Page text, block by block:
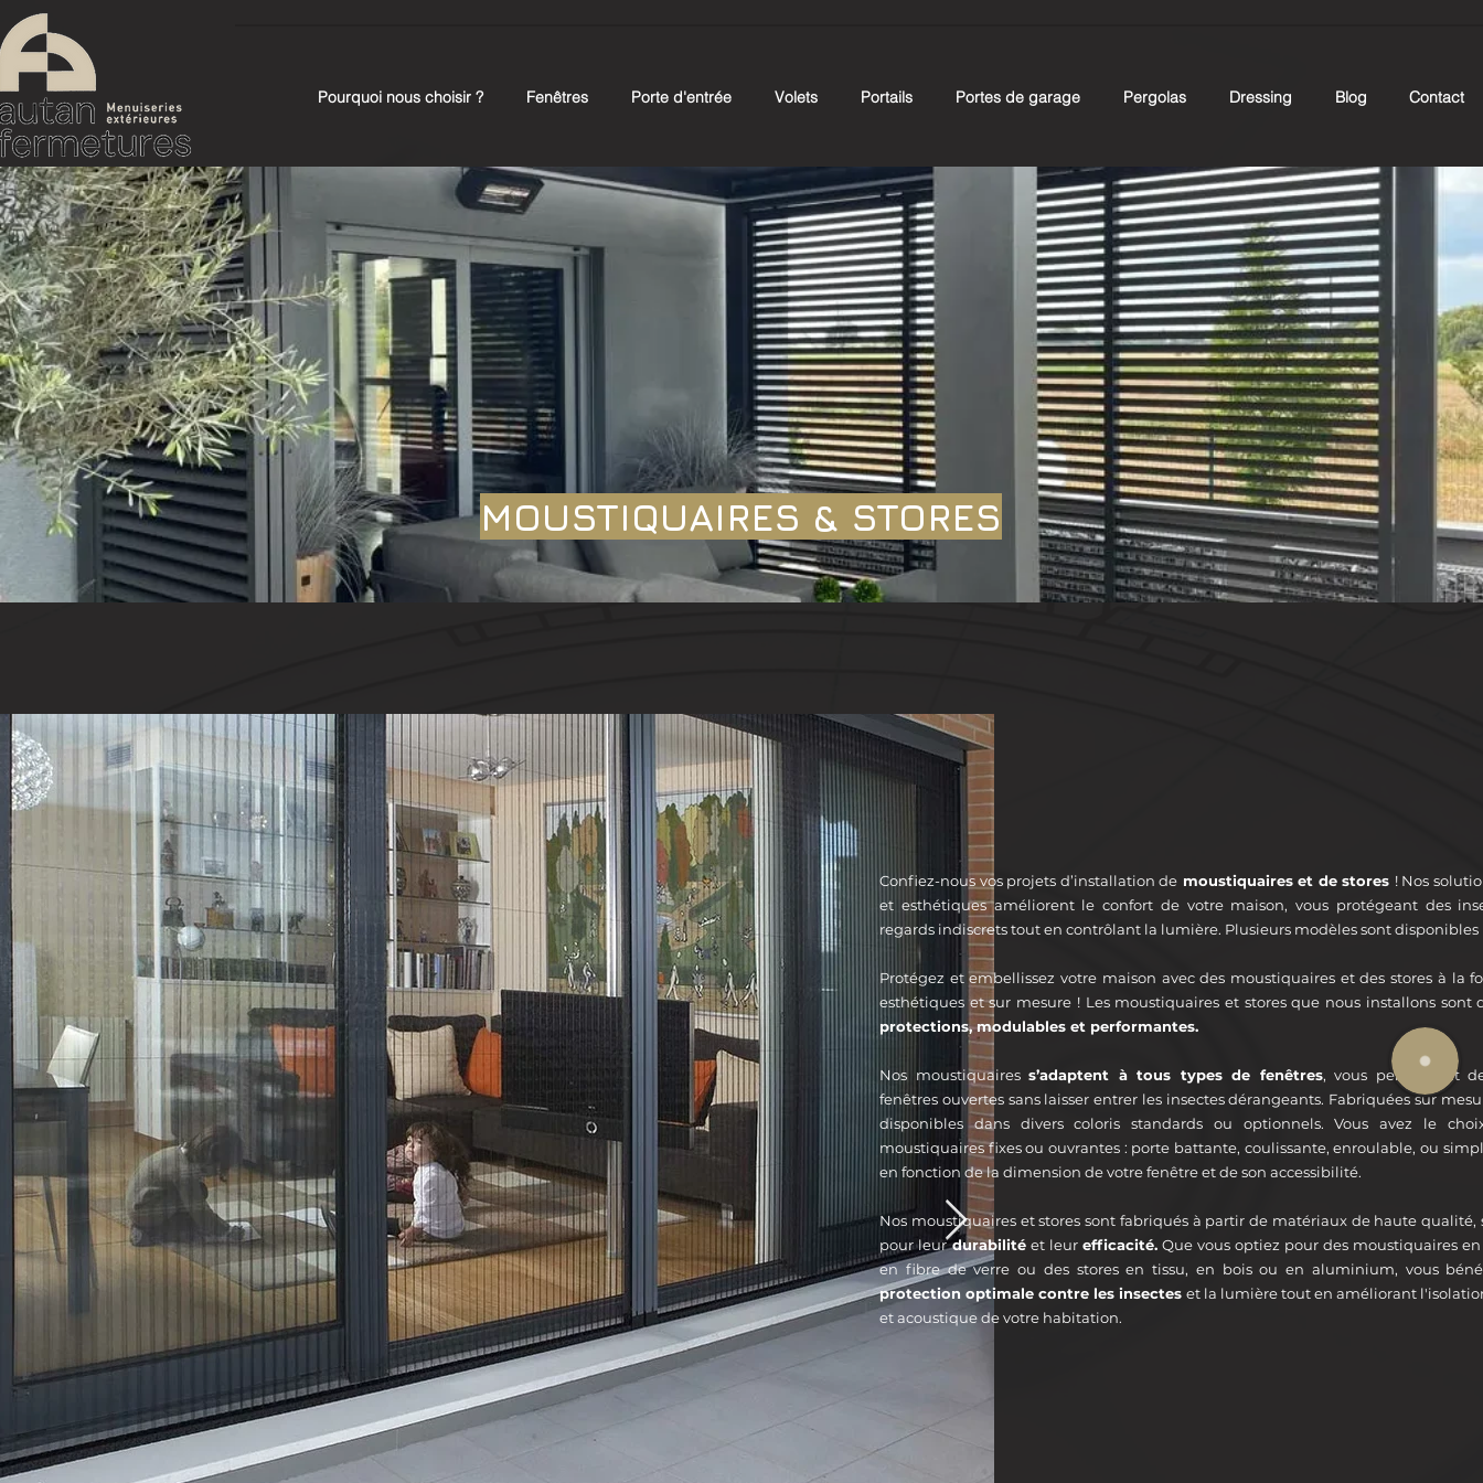
Pourquoi nous choisir ? Fenêtres Porte d'entrée Volets Portails Portes de garage Pergolas Dressing Blog Contact
MOUSTIQUAIRES & STORES
Confiez-nous vos projets d’installation de moustiquaires et de stores ! Nos
et esthétiques améliorent le confort de votre maison, vous protégeant des
regards indiscrets tout en contrôlant la lumière. Plusieurs modèles sont disponibles
Protégez et embellissez votre maison avec des moustiquaires et des stores à la
esthétiques et sur mesure ! Les moustiquaires et stores que nous installons sont
protections, modulables et performantes.
Nos moustiquaires s’adaptent à tous types de fenêtres, vous permettant
fenêtres ouvertes sans laisser entrer les insectes dérangeants. Fabriquées sur
disponibles dans divers coloris standards ou optionnels. Vous avez le
moustiquaires fixes ou ouvrantes : porte battante, coulissante, enroulable, ou
en fonction de la dimension de votre fenêtre et de son accessibilité.
Nos moustiquaires et stores sont fabriqués à partir de matériaux de haute qualité,
pour leurdurabilité et leur efficacité. Que vous optiez pour des moustiquaires
en fibre de verre ou des stores en tissu, en bois ou en aluminium, vous
protection optimale contre les insectes et la lumière tout en améliorant
et acoustique de votre habitation.